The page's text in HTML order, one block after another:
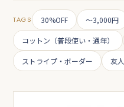
TAGS 30%OFF ～3,000円
コットン（普段使い・通年）
ストライプ・ボーダー 友人